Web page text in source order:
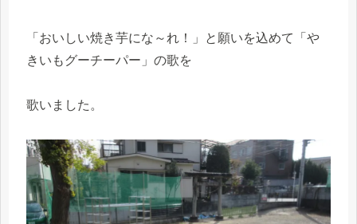
「おいしい焼き芋にな～れ！」と願いを込めて「や
きいもグーチーパー」の歌を
歌いました。